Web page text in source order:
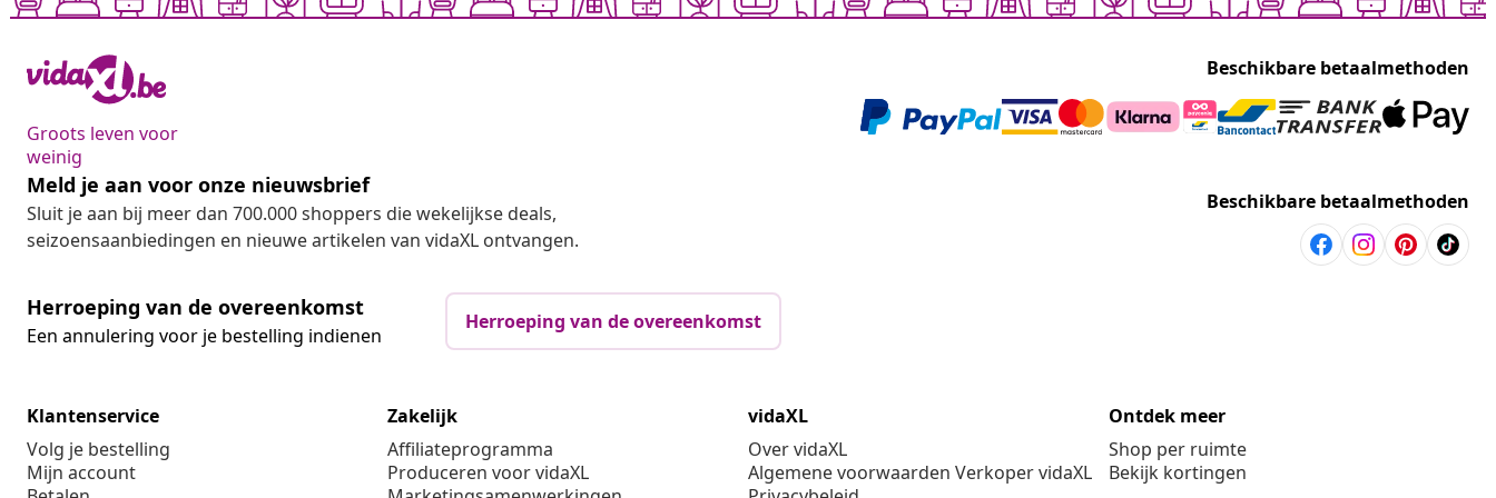
Groots leven voor
weinig
Beschikbare betaalmethoden
Meld je aan voor onze nieuwsbrief
Sluit je aan bij meer dan 700.000 shoppers die wekelijkse deals,
seizoensaanbiedingen en nieuwe artikelen van vidaXL ontvangen.
Beschikbare betaalmethoden
Herroeping van de overeenkomst
Een annulering voor je bestelling indienen
Herroeping van de overeenkomst
Klantenservice
Volg je bestelling
Mijn account
Zakelijk
Affiliateprogramma
Produceren voor vidaXL
vidaXL
Over vidaXL
Algemene voorwaarden Verkoper vidaXL
Ontdek meer
Shop per ruimte
Bekijk kortingen